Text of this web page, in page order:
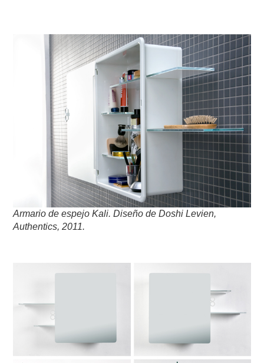
Armario de espejo Kali. Diseño de Doshi Levien,
Authentics,2011.